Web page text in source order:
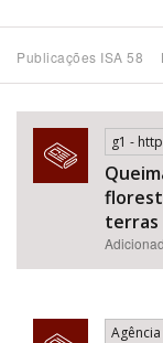
Tema
Subtema
Área de
Área Protegida
Publicações ISA 58
g1 -
terras